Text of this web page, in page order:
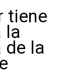
tiene
la
de la